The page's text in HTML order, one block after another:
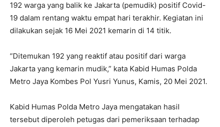
192 warga yang balik ke Jakarta (pemudik) positif Covid-
19 dalam rentang waktu empat hari terakhir. Kegiatan ini
dilakukan sejak 16 Mei 2021 kemarin di 14 titik.
“Ditemukan 192 yang reaktif atau positif dari warga
Jakarta yang kemarin mudik,” kata Kabid Humas Polda
Metro Jaya Kombes Pol Yusri Yunus, Kamis, 20 Mei 2021.
Kabid Humas Polda Metro Jaya mengatakan hasil
tersebut diperoleh petugas dari pemeriksaan terhadap